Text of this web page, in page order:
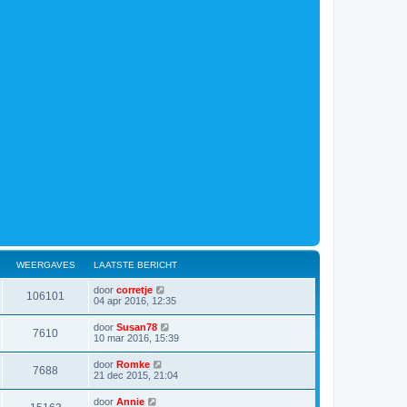
WEERGAVES LAATSTE BERICHT
106101 door corretje
04 apr 2016, 12:35
7610 door Susan78
10 mar 2016, 15:39
7688 door Romke
21 dec 2015, 21:04
door Annie